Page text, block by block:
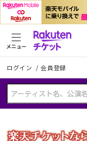
ログイン /会員登録
メニュー